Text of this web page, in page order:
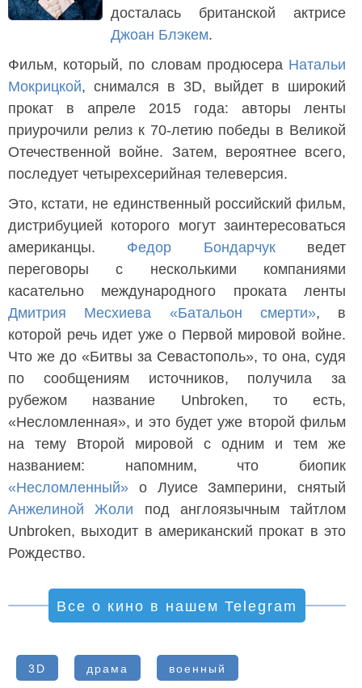
досталась британской актрисе
Джоан Блэкем.
Фильм, который, по словам продюсера Натальи
Мокрицкой, снимался в 3D, выйдет в широкий
прокат в апреле 2015 года: авторы ленты
приурочили релиз к 70-летию победы в Великой
Отечественной войне. Затем, вероятнее всего,
последует четырехсерийная телеверсия.
Это, кстати, не единственный российский фильм,
дистрибуцией которого могут заинтересоваться
американцы. Федор Бондарчукведет
переговоры с несколькими компаниями
касательно международного проката ленты
Дмитрия Месхиева
«Батальон смерти», в
которой речь идет уже о Первой мировой войне.
Что же до «Битвы за Севастополь», то она, судя
по сообщениям источников, получила за
рубежом название Unbroken, то есть,
«Несломленная», и это будет уже второй фильм
на тему Второй мировой с одним и тем же
названием: напомним, что биопик
«Несломленный» о Луисе Замперини, снятый
Анжелиной Жоли под англоязычным тайтлом
Unbroken, выходит в американский прокат в это
Рождество.
Все о кино в нашем Telegram
3D драма военный